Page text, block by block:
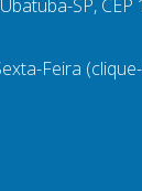
SP, CEP
Feira